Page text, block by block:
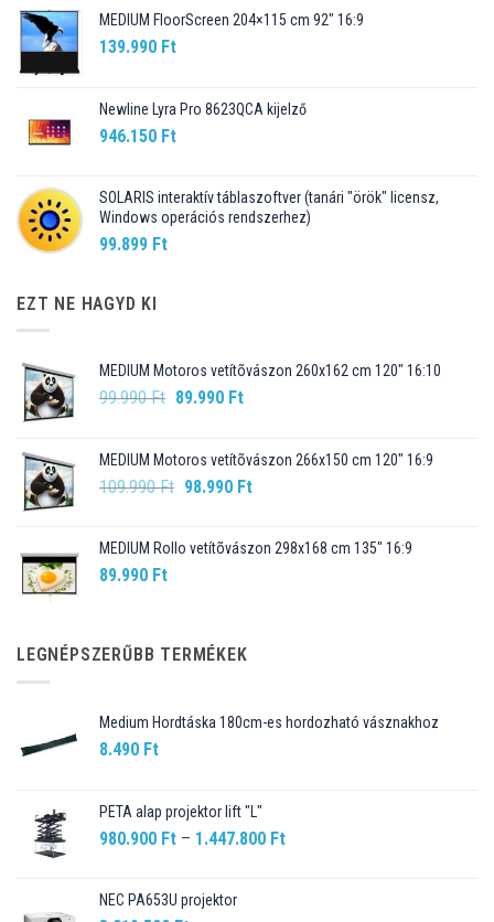
MEDIUM FloorScreen 204×115 cm 92″ 16:9
139.990 Ft
Newline Lyra Pro 8623QCA kijelző
946.150 Ft
SOLARIS interaktív táblaszoftver (tanári "örök" licensz,
Windows operációs rendszerhez)
99.899 Ft
EZT NE HAGYD KI
MEDIUM Motoros vetítõvászon 260x162 cm 120" 16:10
99.990Ft Original
99.990 Ft.
89.990 FtCurrent
89.990 Ft.
MEDIUM Motoros vetítõvászon 266x150 cm 120" 16:9
109.990Ft Original
109.990 Ft.
98.990 FtCurrent
98.990 Ft.
MEDIUM Rollo vetítõvászon 298x168 cm 135" 16:9
89.990 Ft
LEGNÉPSZERŰBB TERMÉKEK
Medium Hordtáska 180cm-es hordozható vásznakhoz
8.490 Ft
PETA alap projektor lift "L"
980.900 Ft – 1.447.800 FtÁrtartomány:
NEC PA653U projektor